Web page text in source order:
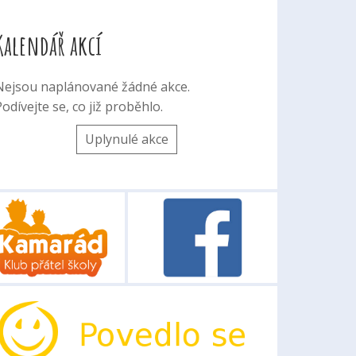
akcí
naplánované žádné akce.
se, co již proběhlo.
Uplynulé akce